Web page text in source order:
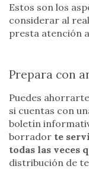
Estos son los
considerar al
presta atención
Prepara con
Puedes
si cuentas con
boletín
borrador te
todas las veces
distribución de